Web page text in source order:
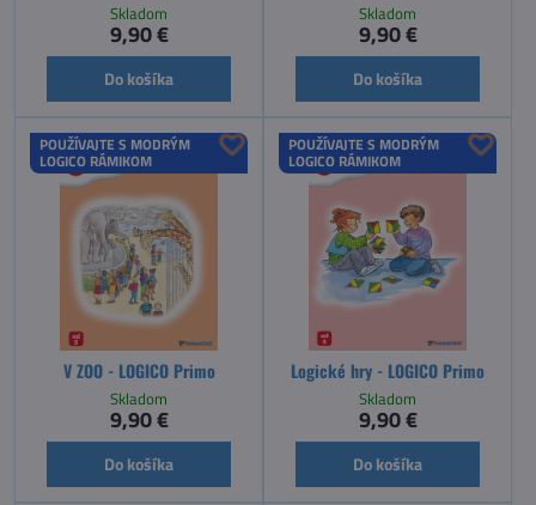
Skladom
9,90 €
Do košíka
Skladom
9,90 €
Do košíka
POUŽÍVAJTE S MODRÝM
LOGICO RÁMIKOM
V ZOO - LOGICO Primo
Skladom
9,90 €
Do košíka
POUŽÍVAJTE S MODRÝM
LOGICO RÁMIKOM
Logické hry - LOGICO Primo
Skladom
9,90 €
Do košíka